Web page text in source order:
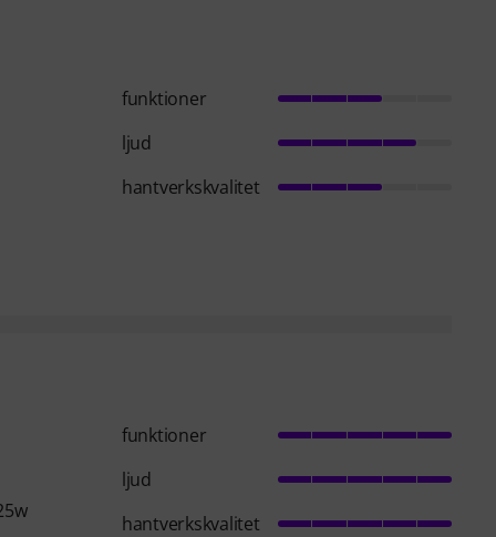
funktioner
ljud
hantverkskvalitet
funktioner
ljud
hantverkskvalitet